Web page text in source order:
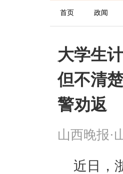
首页 政闻
大学生
但不清
警劝返
山西晚报·
近日，